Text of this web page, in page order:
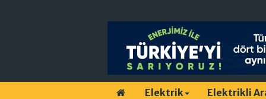
Elektrik
Elektrikli